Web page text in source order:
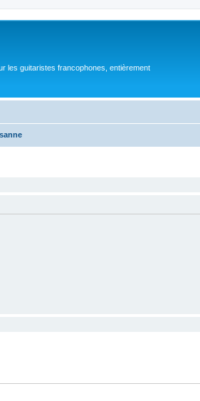
les guitaristes francophones, entièrement